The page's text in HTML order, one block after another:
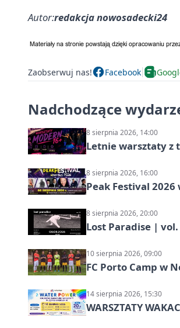
Autor:redakcja nowosadecki24
Zaobserwuj nas! Facebook
Nadchodzące
8 sierpnia 2026, 14:00
Letnie warsztaty z
8 sierpnia 2026, 16:00
Peak Festival
8 sierpnia 2026, 20:00
Lost Paradise |
10 sierpnia 2026, 09:00
FC Porto Camp w
14 sierpnia 2026, 15:30
WARSZTATY